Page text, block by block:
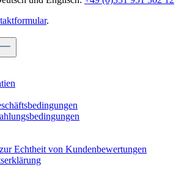
.
Echtheit von Kundenbewertungen